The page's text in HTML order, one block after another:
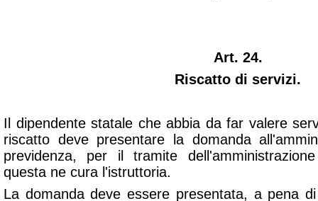
Art. 24.
Riscatto di servizi.
Il dipendente statale che abbia da far valere
riscatto deve presentare la domanda
previdenza, per il tramite
questa ne cura l'istruttoria.
La domanda deve essere presentata, a pena